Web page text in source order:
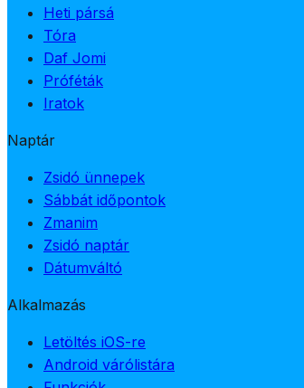
Heti pársá
Tóra
Daf Jomi
Próféták
Iratok
Naptár
Zsidó ünnepek
Sábbát időpontok
Zmanim
Zsidó naptár
Dátumváltó
Alkalmazás
Letöltés iOS-re
Android várólistára